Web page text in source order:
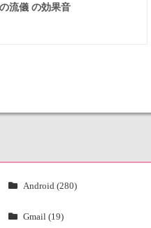
流儀 の効果音
Android (280)
Gmail (19)